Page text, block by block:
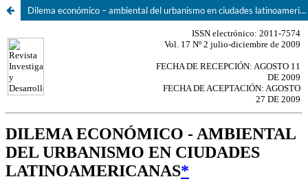
Dilema económico – ambiental del urbanismo en ciudades latinoamericanas